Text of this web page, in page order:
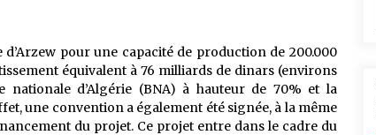
pour une capacité de production de 200.000
équivalent à 76 milliards de dinars (environs
d’Algérie (BNA) à hauteur de 70% et la
une convention a également été signée, à la même
du projet. Ce projet entre dans le cadre du